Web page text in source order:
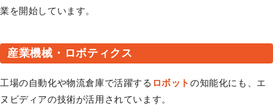
業を開始しています。
産業機械・ロボティクス
工場の自動化や物流倉庫で活躍する ロボットの知能化にも、エ
ヌビディアの技術が活用されています。